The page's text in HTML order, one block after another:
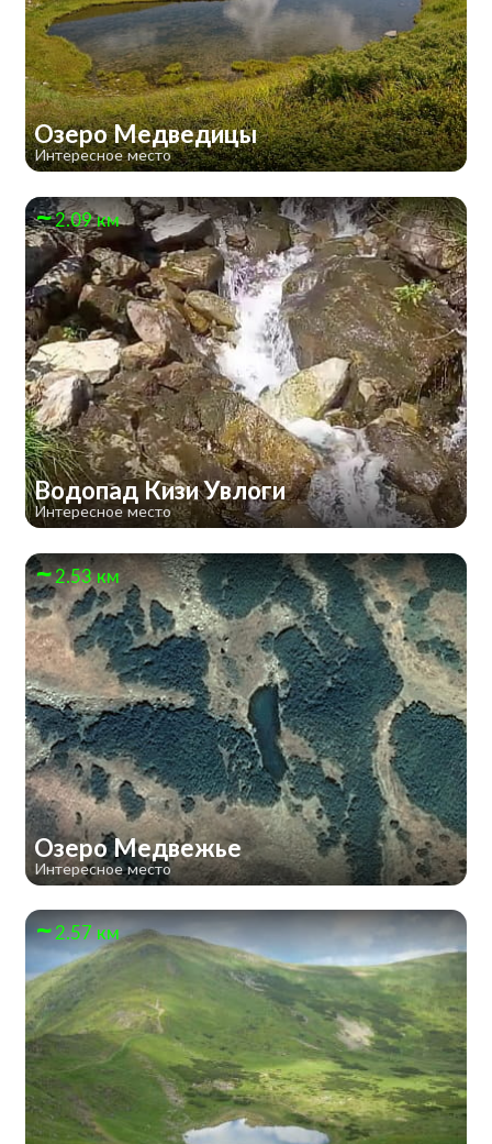
Озеро Медведицы
Интересное место
2.09 км
Водопад Кизи Увлоги
Интересное место
2.53 км
Озеро Медвежье
Интересное место
2.57 км